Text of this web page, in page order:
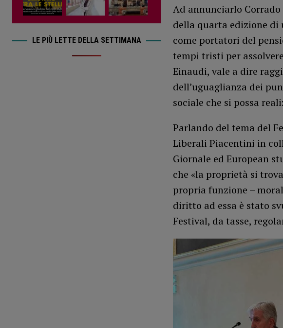
Ad annunciarlo
della quarta edizione di
come portatori del
tempi tristi per
Einaudi, vale a dire
dell’uguaglianza dei
sociale che si possa
Parlando del tema del
Liberali Piacentini in
Giornale ed European
che «la proprietà si
propria funzione –
diritto ad essa è stato
Festival, da tasse,
LE PIÙ LETTE DELLA SETTIMANA